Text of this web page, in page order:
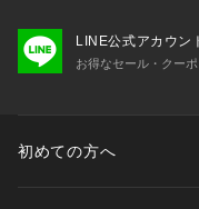
LINE公式アカウン
お得なセール・クー
初めての方へ